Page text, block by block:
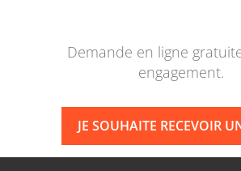
Demande en ligne
engagement.
JE SOUHAITE RECEVOIR